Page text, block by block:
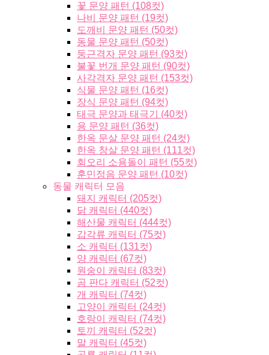
꽃 문양 패턴 (108컷)
나비 문양 패턴 (19컷)
도깨비 문양 패턴 (50컷)
동물 문양 패턴 (50컷)
둥근격자 문양 패턴 (93컷)
불꽃 번개 문양 패턴 (90컷)
사각격자 문양 패턴 (153컷)
식물 문양 패턴 (16컷)
장식 문양 패턴 (94컷)
태극 문양과 태극기 (40컷)
용 문양 패턴 (36컷)
한옥 문살 문양 패턴 (24컷)
한옥 창살 문양 패턴 (111컷)
회오리 소용돌이 패턴 (55컷)
훈민정음 문양 패턴 (10컷)
동물 캐릭터 모음
돼지 캐릭터 (205컷)
닭 캐릭터 (440컷)
해산물 캐릭터 (444컷)
갑각류 캐릭터 (75컷)
소 캐릭터 (131컷)
양 캐릭터 (67컷)
원숭이 캐릭터 (83컷)
곰 판다 캐릭터 (52컷)
개 캐릭터 (74컷)
고양이 캐릭터 (24컷)
호랑이 캐릭터 (74컷)
토끼 캐릭터 (52컷)
말 캐릭터 (45컷)